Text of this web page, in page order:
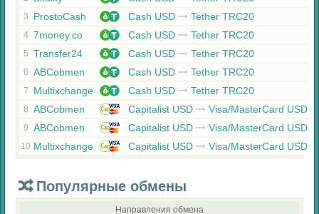
3 ProstoCash Cash USD Tether TRC20
4 7money.co Cash USD Tether TRC20
5 Transfer24 Cash USD Tether TRC20
6 ABCobmen Cash USD Tether TRC20
7 Multixchange Cash USD Tether TRC20
8 ABCobmen Capitalist USD Visa/MasterCard USD
9 ABCobmen Capitalist USD Visa/MasterCard USD
10 Multixchange Capitalist USD Visa/MasterCard USD
Популярные обмены
Направления обмена